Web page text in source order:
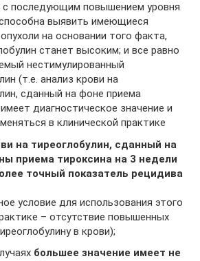
с последующим повышением уровня
выявить имеющиеся
на основании того факта,
станет высоким; и все равно
нестимулированный
(т.е. анализ крови на
сданный на фоне приема
диагностическое значение и
в клинической практике
на тиреоглобулин, сданный на
приема тироксина на 3 недели
точный показатель рецидива
условие для использования этого
– отсутствие повышенных
в крови);
большее значение имеет не